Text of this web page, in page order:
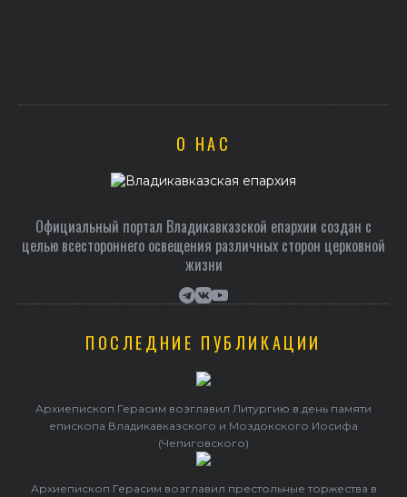
О НАС
Официальный портал Владикавказской епархии создан c
целью всестороннего освещения различных сторон церковной
жизни
ПОСЛЕДНИЕ ПУБЛИКАЦИИ
Архиепископ Герасим возглавил Литургию в день памяти
епископа Владикавказского и Моздокского Иосифа
(Чепиговского)
Архиепископ Герасим возглавил престольные торжества в